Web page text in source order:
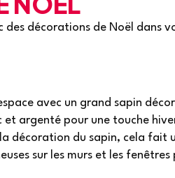
des décorations de Noël dans
avec un grand sapin
argenté pour une touche
décoration du sapin, cela fait
sur les murs et les